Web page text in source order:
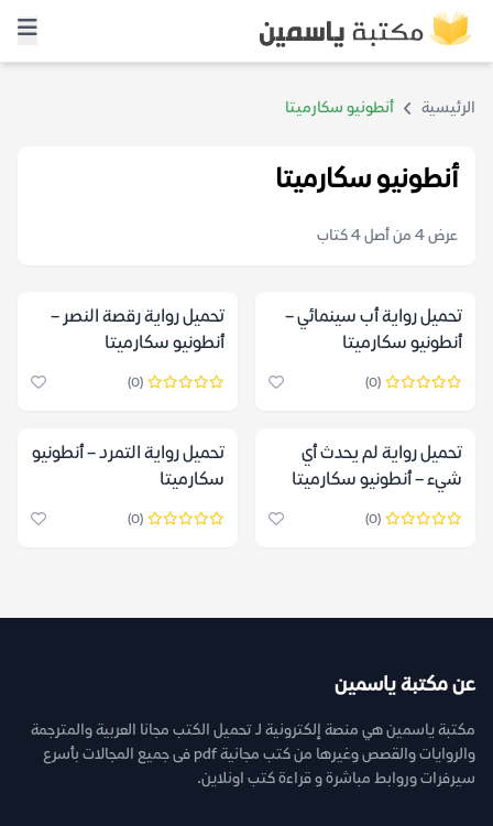
الرئيسية أنطونيو سكارميتا
أنطونيو سكارميتا
عرض 4 من أصل 4 كتاب
تحميل رواية أب سينمائي –
أنطونيو سكارميتا
(0)
تحميل رواية رقصة النصر –
أنطونيو سكارميتا
(0)
تحميل رواية لم يحدث أي
شيء – أنطونيو سكارميتا
(0)
تحميل رواية التمرد – أنطونيو
سكارميتا
(0)
عن مكتبة ياسمين
مكتبة ياسمين هي منصة إلكترونية لـ تحميل الكتب مجانا العربية والمترجمة
والروايات والقصص وغيرها من كتب مجانية pdf فى جميع المجالات بأسرع
سيرفرات وروابط مباشرة و قراءة كتب اونلاين.